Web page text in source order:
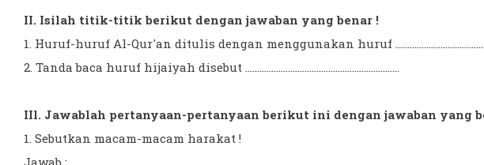
II. Isilah titik-titik berikut dengan jawaban yang benar !
1. Huruf-huruf Al-Qur'an ditulis dengan menggunakan huruf
2. Tanda baca huruf hijaiyah disebut .................................................................
IIl. Jawablah pertanyaan-pertanyaan berikut ini dengan jawaban yang
1. Sebutkan macam-macam harakat !
Jawab : .....................................................................................................................................................